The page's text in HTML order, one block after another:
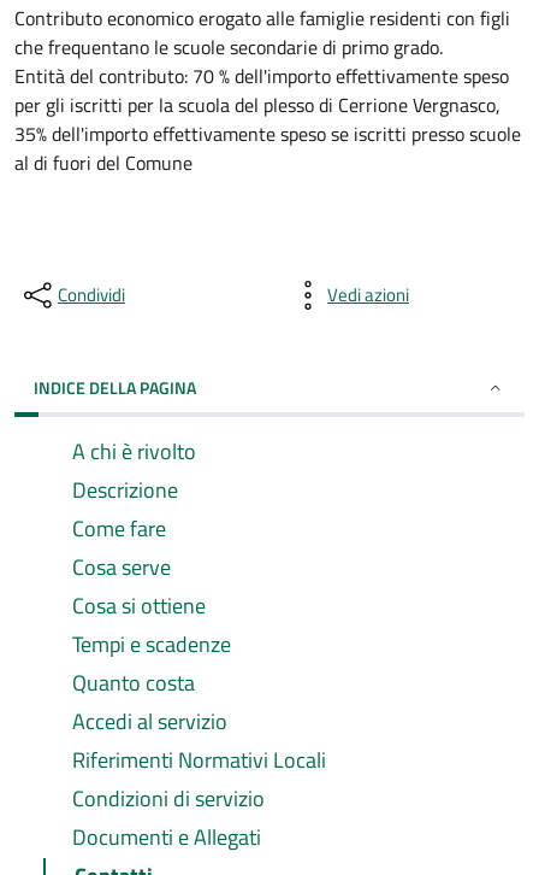
Contributo economico erogato alle famiglie residenti con figli
che frequentano le scuole secondarie di primo grado.
Entità del contributo: 70 % dell'importo effettivamente speso
per gli iscritti per la scuola del plesso di Cerrione Vergnasco,
35% dell'importo effettivamente speso se iscritti presso scuole
al di fuori del Comune
Condividi Vedi azioni
INDICE DELLA PAGINA
A chi è rivolto
Descrizione
Come fare
Cosa serve
Cosa si ottiene
Tempi e scadenze
Quanto costa
Accedi al servizio
Riferimenti Normativi Locali
Condizioni di servizio
Documenti e Allegati